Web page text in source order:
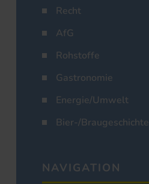
Recht
AfG
Rohstoffe
Gastronomie
Energie/Umwelt
Bier-/Braugeschichte
NAVIGATION